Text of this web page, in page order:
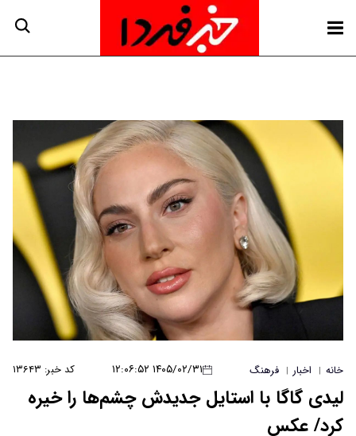
خانه | اخبار | فرهنگ ۱۴۰۵/۰۲/۳۱ ۱۲:۰۶:۵۲ کد خبر: ۱۳۶۴۳
لیدی گاگا با استایل جدیدش چشم‌ها را خیره
کرد/ عکس